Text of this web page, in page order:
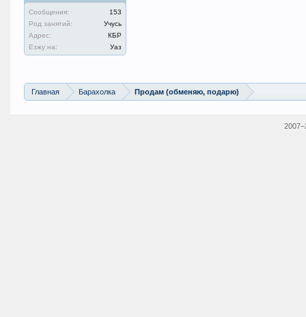
Сообщения:
153
Род занятий:
Учусь
Адрес:
КБР
Езжу на:
Уаз
Главная Барахолка Продам (обменяю, подарю)
2007–